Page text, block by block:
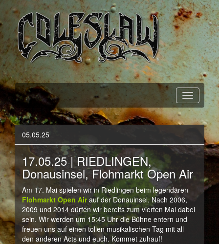
Coleslaw
Official Webpage
05.05.25
17.05.25 | RIEDLINGEN,
Donausinsel, Flohmarkt Open Air
Am 17. Mai spielen wir in Riedlingen beim legendären
Flohmarkt Open Airauf der Donauinsel. Nach 2006,
2009 und 2014 dürfen wir bereits zum vierten Mal dabei
sein. Wir werden um 15:45 Uhr die Bühne entern und
freuen uns auf einen tollen musikalischen Tag mit all
den anderen Acts und euch. Kommet zuhauf!